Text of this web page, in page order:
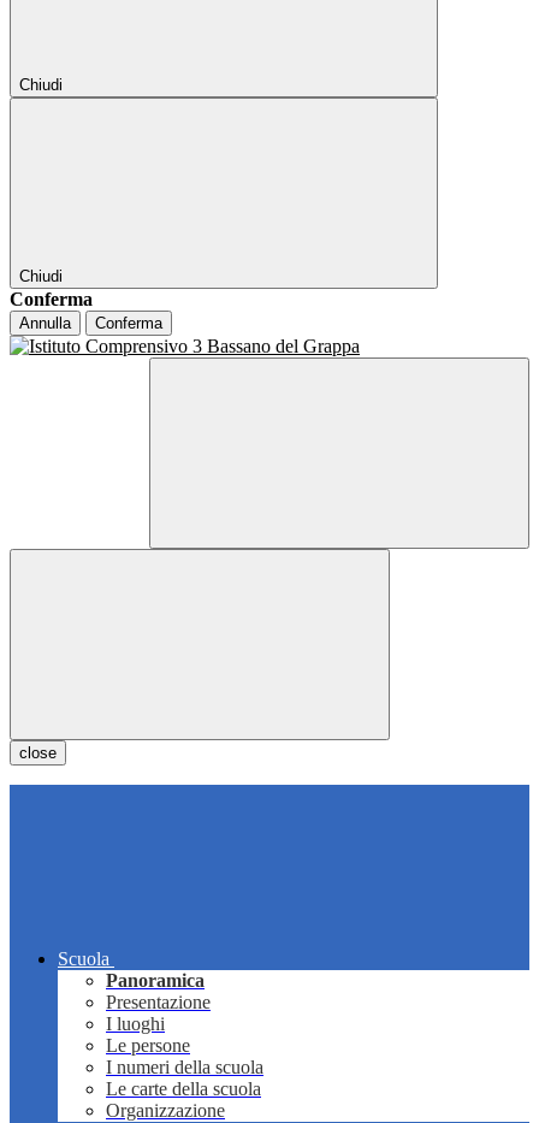
Chiudi
Chiudi
Conferma
Annulla Conferma
close
Scuola
Panoramica
Presentazione
I luoghi
Le persone
I numeri della scuola
Le carte della scuola
Organizzazione